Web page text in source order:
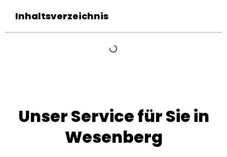
Inhaltsverzeichnis
Unser Service für Sie in
Wesenberg